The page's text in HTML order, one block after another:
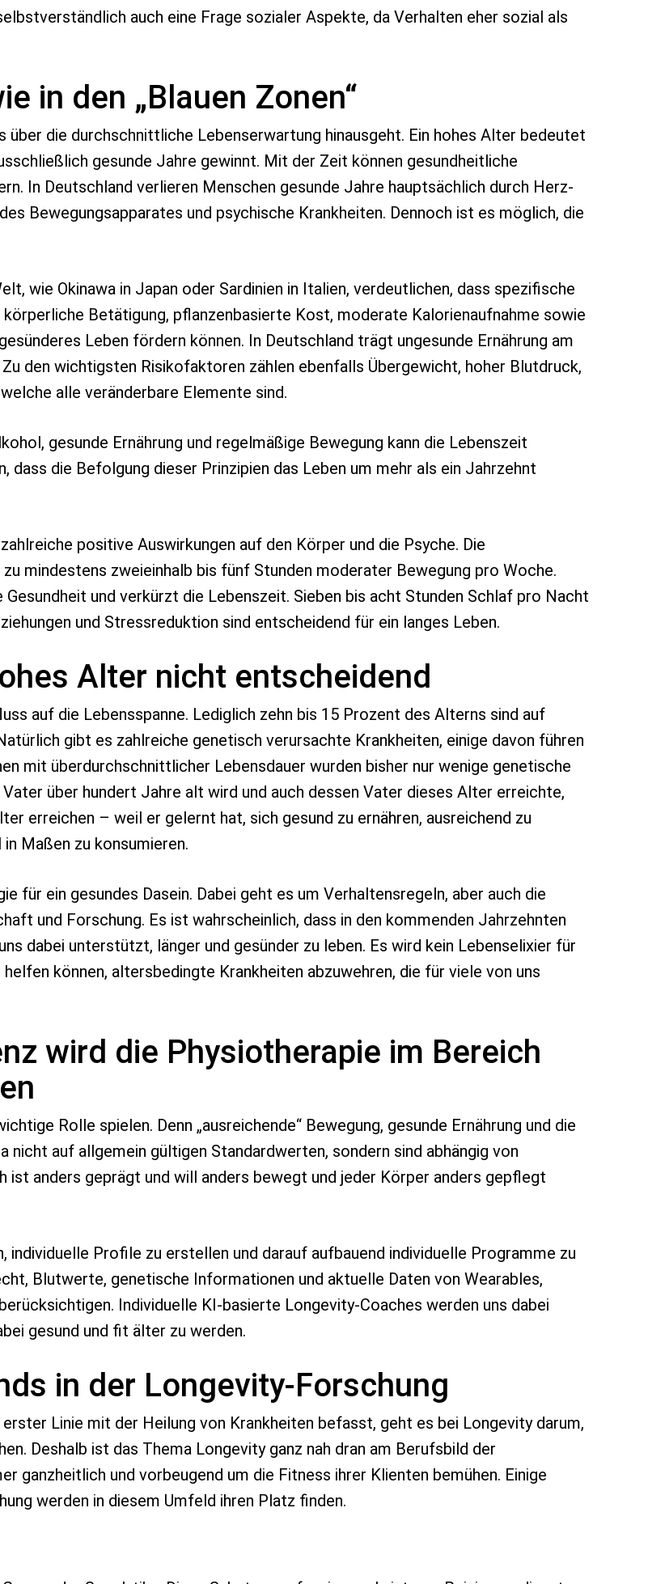
auch eine Frage sozialer Aspekte, da Verhalten eher sozial als
in den „Blauen Zonen“
über die durchschnittliche Lebenserwartung hinausgeht. Ein hohes Alter bedeutet
gesunde Jahre gewinnt. Mit der Zeit können gesundheitliche
In Deutschland verlieren Menschen gesunde Jahre hauptsächlich durch Herz-
Bewegungsapparates und psychische Krankheiten. Dennoch ist es möglich, die
wie Okinawa in Japan oder Sardinien in Italien, verdeutlichen, dass spezifische
Betätigung, pflanzenbasierte Kost, moderate Kalorienaufnahme sowie
Leben fördern können. In Deutschland trägt ungesunde Ernährung am
den wichtigsten Risikofaktoren zählen ebenfalls Übergewicht, hoher Blutdruck,
alle veränderbare Elemente sind.
gesunde Ernährung und regelmäßige Bewegung kann die Lebenszeit
dass die Befolgung dieser Prinzipien das Leben um mehr als ein Jahrzehnt
positive Auswirkungen auf den Körper und die Psyche. Die
mindestens zweieinhalb bis fünf Stunden moderater Bewegung pro Woche.
und verkürzt die Lebenszeit. Sieben bis acht Stunden Schlaf pro Nacht
und Stressreduktion sind entscheidend für ein langes Leben.
Alter nicht entscheidend
auf die Lebensspanne. Lediglich zehn bis 15 Prozent des Alterns sind auf
gibt es zahlreiche genetisch verursachte Krankheiten, einige davon führen
mit überdurchschnittlicher Lebensdauer wurden bisher nur wenige genetische
über hundert Jahre alt wird und auch dessen Vater dieses Alter erreichte,
erreichen – weil er gelernt hat, sich gesund zu ernähren, ausreichend zu
Maßen zu konsumieren.
für ein gesundes Dasein. Dabei geht es um Verhaltensregeln, aber auch die
und Forschung. Es ist wahrscheinlich, dass in den kommenden Jahrzehnten
dabei unterstützt, länger und gesünder zu leben. Es wird kein Lebenselixier für
können, altersbedingte Krankheiten abzuwehren, die für viele von uns
wird die Physiotherapie im Bereich
Rolle spielen. Denn „ausreichende“ Bewegung, gesunde Ernährung und die
nicht auf allgemein gültigen Standardwerten, sondern sind abhängig von
ist anders geprägt und will anders bewegt und jeder Körper anders gepflegt
individuelle Profile zu erstellen und darauf aufbauend individuelle Programme zu
Blutwerte, genetische Informationen und aktuelle Daten von Wearables,
Individuelle KI-basierte Longevity-Coaches werden uns dabei
gesund und fit älter zu werden.
in der Longevity-Forschung
Linie mit der Heilung von Krankheiten befasst, geht es bei Longevity darum,
Deshalb ist das Thema Longevity ganz nah dran am Berufsbild der
ganzheitlich und vorbeugend um die Fitness ihrer Klienten bemühen. Einige
werden in diesem Umfeld ihren Platz finden.